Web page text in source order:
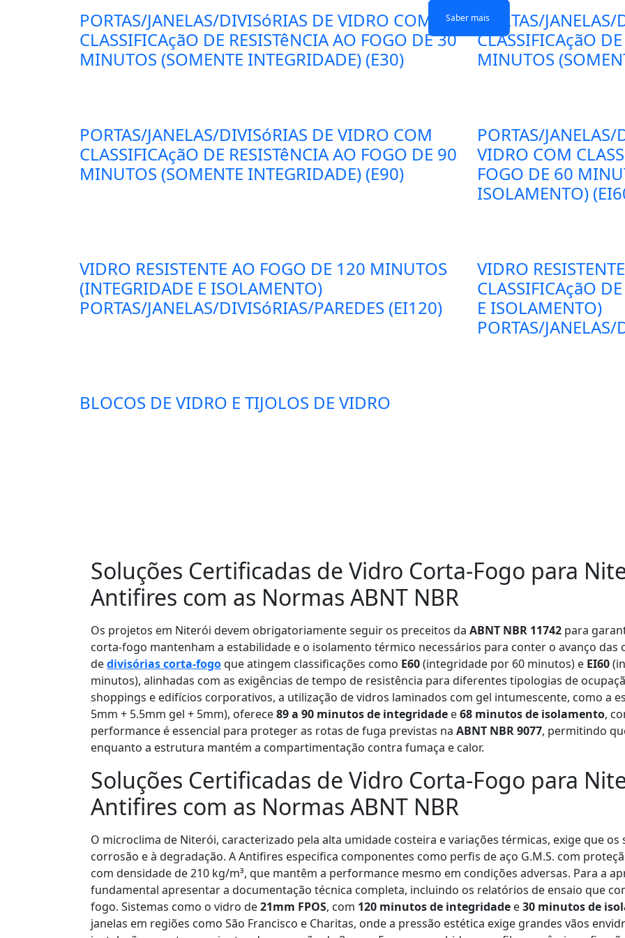
Saber mais
Saber mais
Saber mais
Saber mais
PORTAS/JANELAS/DIVISóRIAS DE VIDRO COM
CLASSIFICAçãO DE RESISTêNCIA AO FOGO DE 30
MINUTOS (SOMENTE INTEGRIDADE) (E30)
PORTAS/
CLASSIFICAçãO
MINUTOS
PORTAS/JANELAS/DIVISóRIAS DE VIDRO COM
CLASSIFICAçãO DE RESISTêNCIA AO FOGO DE 90
MINUTOS (SOMENTE INTEGRIDADE) (E90)
PORTAS/
VIDRO COM
FOGO DE 60
ISOLAMENTO)
VIDRO RESISTENTE AO FOGO DE 120 MINUTOS
(INTEGRIDADE E ISOLAMENTO)
PORTAS/JANELAS/DIVISóRIAS/PAREDES (EI120)
VIDRO
CLASSIFICAçãO
E ISOLAMENTO)
PORTAS/
BLOCOS DE VIDRO E TIJOLOS DE VIDRO
Soluções Certificadas de Vidro Corta-Fogo para
Antifires com as Normas ABNT NBR
Os projetos em Niterói devem obrigatoriamente seguir os preceitos da ABNT NBR 11742 para
corta-fogo mantenham a estabilidade e o isolamento térmico necessários para conter o avanço das
dedivisórias corta-fogoque atingem classificações como E60(integridade por 60 minutos) e EI60
minutos), alinhadas com as exigências de tempo de resistência para diferentes tipologias de
shoppings e edifícios corporativos, a utilização de vidros laminados com gel intumescente, como a
5mm + 5.5mm gel + 5mm), oferece89 a 90 minutos de integridade e68 minutos de isolamento,
performance é essencial para proteger as rotas de fuga previstas na ABNT NBR 9077, permitindo
enquanto a estrutura mantém a compartimentação contra fumaça e calor.
Soluções Certificadas de Vidro Corta-Fogo para
Antifires com as Normas ABNT NBR
O microclima de Niterói, caracterizado pela alta umidade costeira e variações térmicas, exige que
corrosão e à degradação. A Antifires especifica componentes como perfis de aço G.M.S. com
com densidade de 210 kg/m³, que mantêm a performance mesmo em condições adversas. Para a
fundamental apresentar a documentação técnica completa, incluindo os relatórios de ensaio que
fogo. Sistemas como o vidro de21mm FPOS, com 120 minutos de integridade e30 minutos de
janelas em regiões como São Francisco e Charitas, onde a pressão estética exige grandes vãos